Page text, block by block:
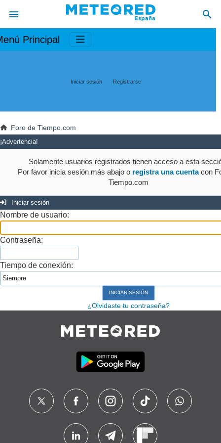
Principal
Iniciar sesión Registrarse
Foro de Tiempo.com
¡Advertencia!
Solamente usuarios registrados tienen acceso a esta
Por favor inicia sesión más abajo o registra una cuentacon
Tiempo.com
Iniciar sesión
Nombre de usuario:
Contraseña:
Tiempo de conexión:
¿Olvidaste tu contraseña?